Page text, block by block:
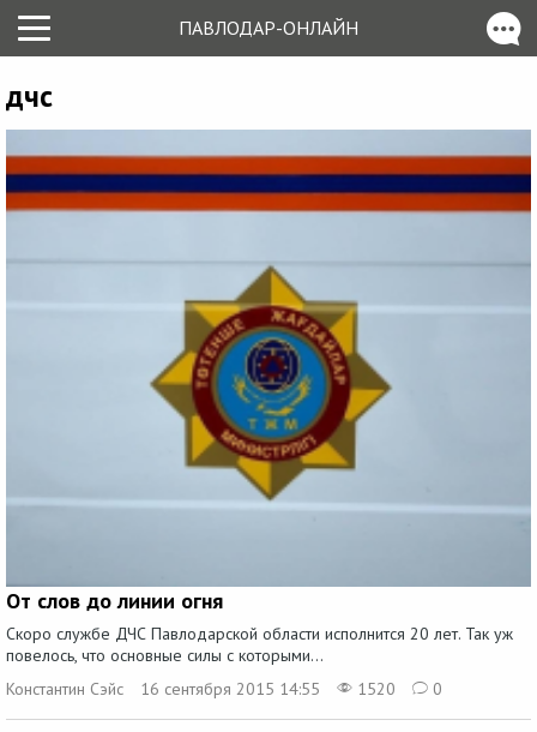
ПАВЛОДАР-ОНЛАЙН
дчс
От слов до линии огня
Скоро службе ДЧС Павлодарской области исполнится 20 лет. Так уж
повелось, что основные силы с которыми...
Константин Сэйс
16 сентября 2015 14:55 1520 0